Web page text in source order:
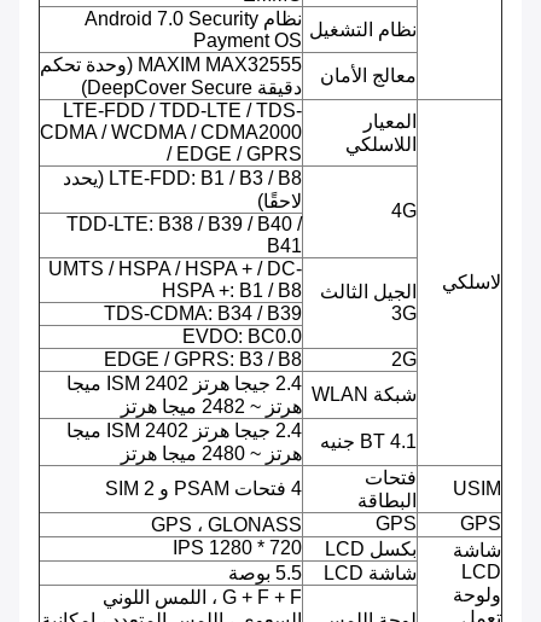
نظام التشغيل
نظام Android 7.0 Security
Payment OS
معالج الأمان
MAXIM MAX32555 (وحدة تحكم
دقيقة DeepCover Secure)
لاسلكي
المعيار
اللاسلكي
LTE-FDD / TDD-LTE / TDS-
CDMA / WCDMA / CDMA2000
/ EDGE / GPRS
4G
LTE-FDD: B1 / B3 / B8 (يحدد
لاحقًا)
TDD-LTE: B38 / B39 / B40 /
B41
الجيل الثالث
3G
UMTS / HSPA / HSPA + / DC-
HSPA +: B1 / B8
TDS-CDMA: B34 / B39
EVDO: BC0.0
2G
EDGE / GPRS: B3 / B8
شبكة WLAN
2.4 جيجا هرتز ISM 2402 ميجا
هرتز ~ 2482 ميجا هرتز
BT 4.1 جنيه
2.4 جيجا هرتز ISM 2402 ميجا
هرتز ~ 2480 ميجا هرتز
USIM
فتحات
البطاقة
4 فتحات PSAM و 2 SIM
GPS
GPS
GPS ، GLONASS
شاشة
LCD
ولوحة
بكسل LCD
720 * 1280 IPS
شاشة LCD
5.5 بوصة
G + F + F ، اللمس اللوني